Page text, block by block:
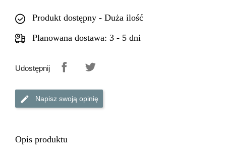
Produkt dostępny - Duża ilość
Planowana dostawa: 3 - 5 dni
Udostępnij
Napisz swoją opinię
Opis produktu